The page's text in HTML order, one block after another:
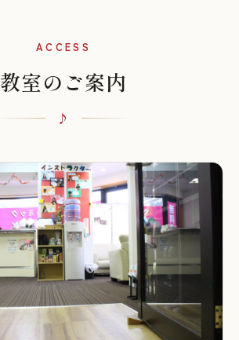
ACCESS
教室のご案内